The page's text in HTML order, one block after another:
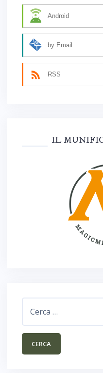
Android
by Email
RSS
IL